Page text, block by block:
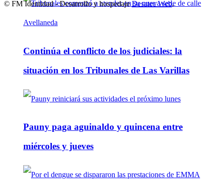
Continúa el conflicto de los judiciales: la
situación en los Tribunales de Las Varillas
Pauny paga aguinaldo y quincena entre
miércoles y jueves
© FM Identidad - Desarrollo y hospedajeDesatec Web.